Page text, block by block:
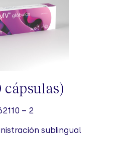
cápsulas)
– 2
sublingual